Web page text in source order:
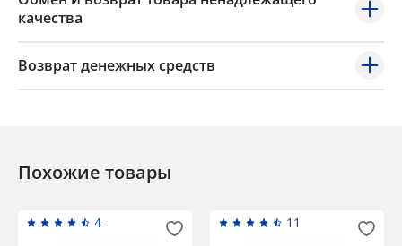
качества
Возврат денежных средств
Похожие товары
4 11